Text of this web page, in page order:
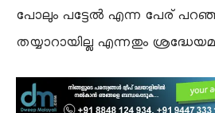
പോലും പട്ടേൽ എന്ന പേര്
തയ്യാറായില്ല എന്നതും